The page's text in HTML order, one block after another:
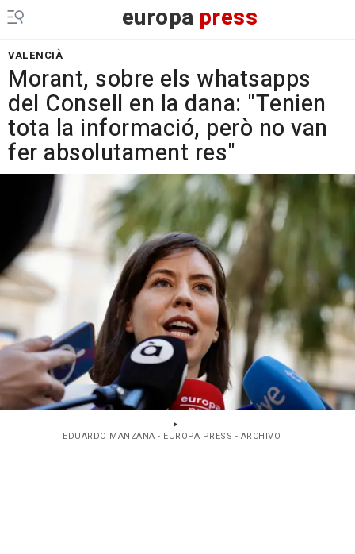
europa press
VALENCIÀ
Morant, sobre els whatsapps
del Consell en la dana: "Tenien
tota la informació, però no van
fer absolutament res"
EDUARDO MANZANA - EUROPA PRESS - ARCHIVO